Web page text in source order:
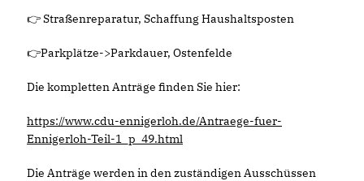
👉 Straßenreparatur, Schaffung Haushaltsposten
👉Parkplätze->Parkdauer, Ostenfelde
Die kompletten Anträge finden Sie hier:
https://www.cdu-ennigerloh.de/Antraege-fuer-
Ennigerloh-Teil-1_p_49.html
Die Anträge werden in den zuständigen Ausschüssen